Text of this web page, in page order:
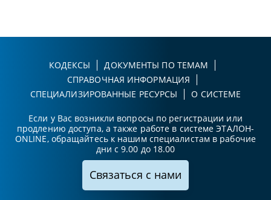
КОДЕКСЫ
ДОКУМЕНТЫ ПО ТЕМАМ
СПРАВОЧНАЯ ИНФОРМАЦИЯ
СПЕЦИАЛИЗИРОВАННЫЕ РЕСУРСЫ
О СИСТЕМЕ
Если у Вас возникли вопросы по регистрации или
продлению доступа, а также работе в системе ЭТАЛОН-
ONLINE, обращайтесь к нашим специалистам в рабочие
дни с 9.00 до 18.00
Связаться с нами